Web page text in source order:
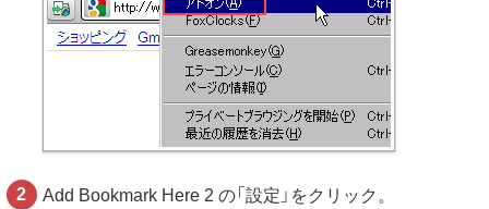
Add Bookmark Here 2 の「設定」をクリック。